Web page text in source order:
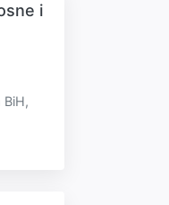
i